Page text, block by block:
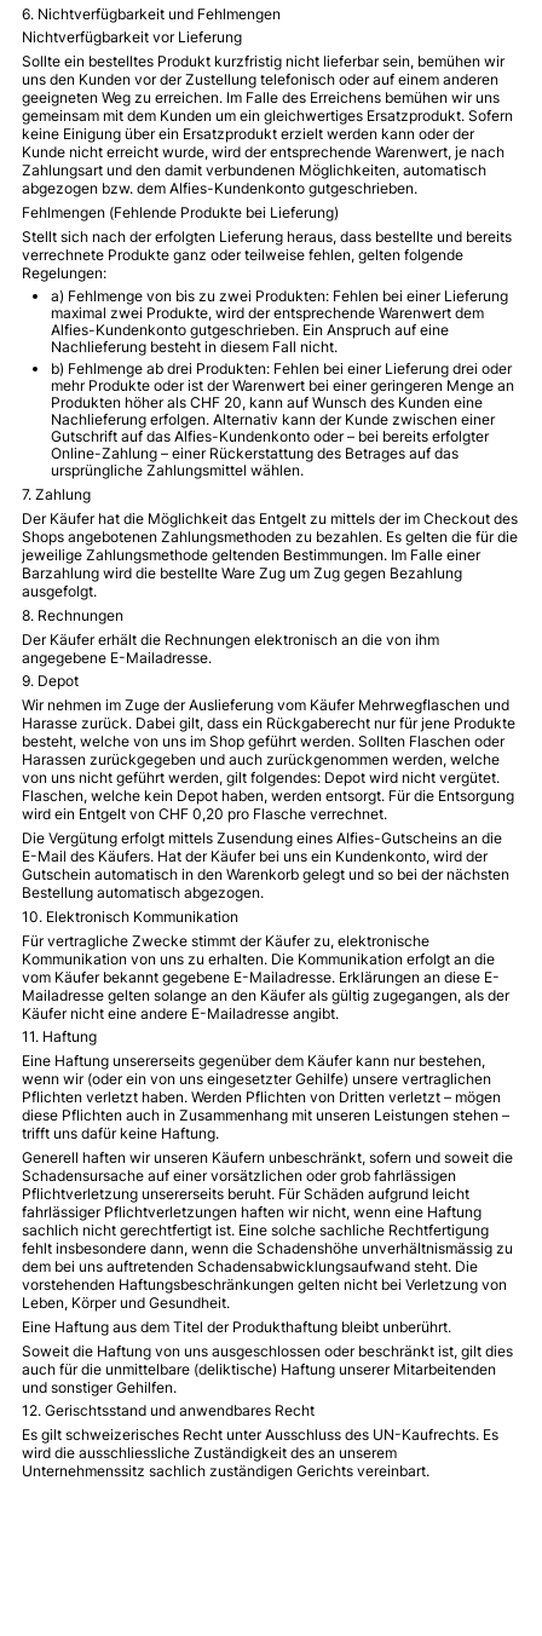
6. Nichtverfügbarkeit und Fehlmengen
Nichtverfügbarkeit vor Lieferung
Sollte ein bestelltes Produkt kurzfristig nicht lieferbar sein, bemühen wir
uns den Kunden vor der Zustellung telefonisch oder auf einem anderen
geeigneten Weg zu erreichen. Im Falle des Erreichens bemühen wir uns
gemeinsam mit dem Kunden um ein gleichwertiges Ersatzprodukt. Sofern
keine Einigung über ein Ersatzprodukt erzielt werden kann oder der
Kunde nicht erreicht wurde, wird der entsprechende Warenwert, je nach
Zahlungsart und den damit verbundenen Möglichkeiten, automatisch
abgezogen bzw. dem Alfies-Kundenkonto gutgeschrieben.
Fehlmengen (Fehlende Produkte bei Lieferung)
Stellt sich nach der erfolgten Lieferung heraus, dass bestellte und bereits
verrechnete Produkte ganz oder teilweise fehlen, gelten folgende
Regelungen:
a) Fehlmenge von bis zu zwei Produkten: Fehlen bei einer Lieferung
maximal zwei Produkte, wird der entsprechende Warenwert dem
Alfies-Kundenkonto gutgeschrieben. Ein Anspruch auf eine
Nachlieferung besteht in diesem Fall nicht.
b) Fehlmenge ab drei Produkten: Fehlen bei einer Lieferung drei oder
mehr Produkte oder ist der Warenwert bei einer geringeren Menge an
Produkten höher als CHF 20, kann auf Wunsch des Kunden eine
Nachlieferung erfolgen. Alternativ kann der Kunde zwischen einer
Gutschrift auf das Alfies-Kundenkonto oder – bei bereits erfolgter
Online-Zahlung – einer Rückerstattung des Betrages auf das
ursprüngliche Zahlungsmittel wählen.
7. Zahlung
Der Käufer hat die Möglichkeit das Entgelt zu mittels der im Checkout des
Shops angebotenen Zahlungsmethoden zu bezahlen. Es gelten die für die
jeweilige Zahlungsmethode geltenden Bestimmungen. Im Falle einer
Barzahlung wird die bestellte Ware Zug um Zug gegen Bezahlung
ausgefolgt.
8. Rechnungen
Der Käufer erhält die Rechnungen elektronisch an die von ihm
angegebene E-Mailadresse.
9. Depot
Wir nehmen im Zuge der Auslieferung vom Käufer Mehrwegflaschen und
Harasse zurück. Dabei gilt, dass ein Rückgaberecht nur für jene Produkte
besteht, welche von uns im Shop geführt werden. Sollten Flaschen oder
Harassen zurückgegeben und auch zurückgenommen werden, welche
von uns nicht geführt werden, gilt folgendes: Depot wird nicht vergütet.
Flaschen, welche kein Depot haben, werden entsorgt. Für die Entsorgung
wird ein Entgelt von CHF 0,20 pro Flasche verrechnet.
Die Vergütung erfolgt mittels Zusendung eines Alfies-Gutscheins an die
E-Mail des Käufers. Hat der Käufer bei uns ein Kundenkonto, wird der
Gutschein automatisch in den Warenkorb gelegt und so bei der nächsten
Bestellung automatisch abgezogen.
10. Elektronisch Kommunikation
Für vertragliche Zwecke stimmt der Käufer zu, elektronische
Kommunikation von uns zu erhalten. Die Kommunikation erfolgt an die
vom Käufer bekannt gegebene E-Mailadresse. Erklärungen an diese E-
Mailadresse gelten solange an den Käufer als gültig zugegangen, als der
Käufer nicht eine andere E-Mailadresse angibt.
11. Haftung
Eine Haftung unsererseits gegenüber dem Käufer kann nur bestehen,
wenn wir (oder ein von uns eingesetzter Gehilfe) unsere vertraglichen
Pflichten verletzt haben. Werden Pflichten von Dritten verletzt – mögen
diese Pflichten auch in Zusammenhang mit unseren Leistungen stehen –
trifft uns dafür keine Haftung.
Generell haften wir unseren Käufern unbeschränkt, sofern und soweit die
Schadensursache auf einer vorsätzlichen oder grob fahrlässigen
Pflichtverletzung unsererseits beruht. Für Schäden aufgrund leicht
fahrlässiger Pflichtverletzungen haften wir nicht, wenn eine Haftung
sachlich nicht gerechtfertigt ist. Eine solche sachliche Rechtfertigung
fehlt insbesondere dann, wenn die Schadenshöhe unverhältnismässig zu
dem bei uns auftretenden Schadensabwicklungsaufwand steht. Die
vorstehenden Haftungsbeschränkungen gelten nicht bei Verletzung von
Leben, Körper und Gesundheit.
Eine Haftung aus dem Titel der Produkthaftung bleibt unberührt.
Soweit die Haftung von uns ausgeschlossen oder beschränkt ist, gilt dies
auch für die unmittelbare (deliktische) Haftung unserer Mitarbeitenden
und sonstiger Gehilfen.
12. Gerischtsstand und anwendbares Recht
Es gilt schweizerisches Recht unter Ausschluss des UN-Kaufrechts. Es
wird die ausschliessliche Zuständigkeit des an unserem
Unternehmenssitz sachlich zuständigen Gerichts vereinbart.